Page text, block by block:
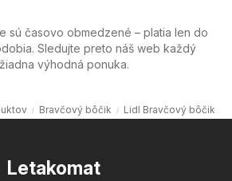
sú časovo obmedzené – platia len do
Sledujte preto náš web každý
výhodná ponuka.
Bravčový bôčik Lidl Bravčový bôčik
Letakomat